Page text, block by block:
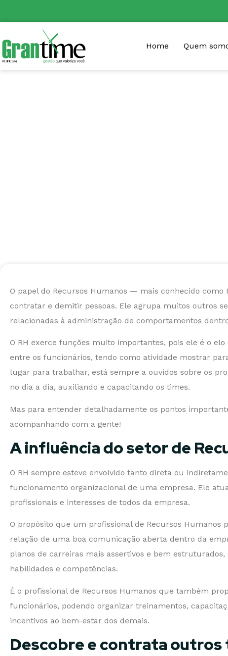
Home Quem
O papel do Recursos Humanos — mais conhecido
contratar e demitir pessoas. Ele agrupa muitos outros
relacionadas à administração de comportamentos
O RH exerce funções muito importantes, pois ele é o
entre os funcionários, tendo como atividade mostrar
lugar para trabalhar, está sempre a ouvidos sobre os
no dia a dia, auxiliando e capacitando os times.
Mas para entender detalhadamente os pontos
acompanhando com a gente!
A influência do setor de
O RH sempre esteve envolvido tanto direta ou
funcionamento organizacional de uma empresa. Ele
profissionais e interesses de todos da empresa.
O propósito que um profissional de Recursos Humanos
relação de uma boa comunicação aberta dentro da
planos de carreiras mais assertivos e bem
habilidades e competências.
É o profissional de Recursos Humanos que também
funcionários, podendo organizar treinamentos,
incentivos ao bem-estar dos demais.
Descobre e contrata